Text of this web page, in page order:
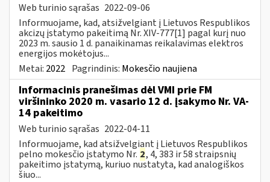
Web turinio sąrašas 2022-09-06
Informuojame, kad, atsižvelgiant į Lietuvos Respublikos
akcizų įstatymo pakeitimą Nr. XIV-777[1] pagal kurį nuo
2023 m. sausio 1 d. panaikinamas reikalavimas elektros
energijos mokėtojus...
Metai: 2022 Pagrindinis: Mokesčio naujiena
Informacinis pranešimas dėl VMI prie FM
viršininko 2020 m. vasario 12 d. įsakymo Nr. VA-
14 pakeitimo
Web turinio sąrašas 2022-04-11
Informuojame, kad atsižvelgiant į Lietuvos Respublikos
pelno mokesčio įstatymo Nr. 2, 4, 383 ir 58 straipsnių
pakeitimo įstatymą, kuriuo nustatyta, kad analogiškos
šiuo...